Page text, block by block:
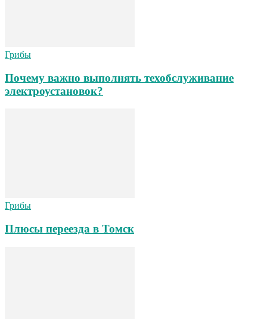
Грибы
Почему важно выполнять техобслуживание
электроустановок?
Грибы
Плюсы переезда в Томск